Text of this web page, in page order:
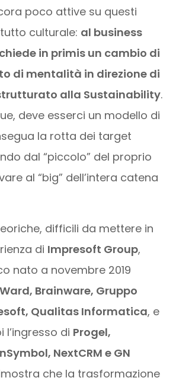
poco attive su questi
culturale: al business
in primis un cambio di
di mentalità in direzione di
alla Sustainability.
deve esserci un modello di
la rotta dei target
dal “piccolo” del proprio
al “big” dell’intera catena
difficili da mettere in
di Impresoft Group,
nato a novembre 2019
Brainware, Gruppo
Qualitas Informatica, e
l’ingresso di Progel,
NextCRM e GN
che la trasformazione